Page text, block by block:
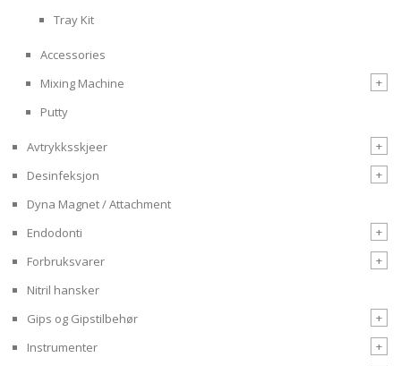
Tray Kit
Accessories
Mixing Machine
+
Putty
Avtrykksskjeer
+
Desinfeksjon
+
Dyna Magnet / Attachment
Endodonti
+
Forbruksvarer
+
Nitril hansker
Gips og Gipstilbehør
+
Instrumenter
+